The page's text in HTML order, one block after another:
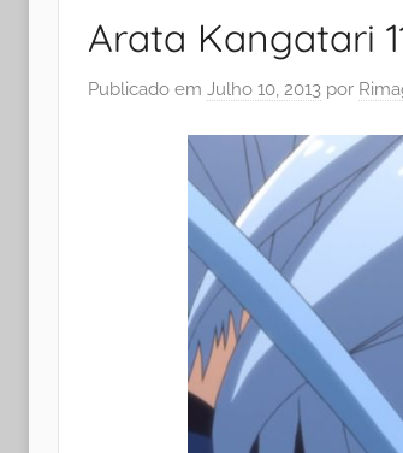
Arata Kangatari
Publicado em Julho 10, 2013 por